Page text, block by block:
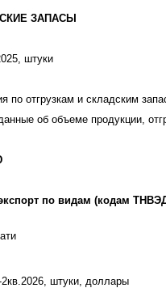
ЗАПАСЫ
штуки
по отгрузкам и складским
об объеме продукции,
по видам (кодам
штуки, доллары